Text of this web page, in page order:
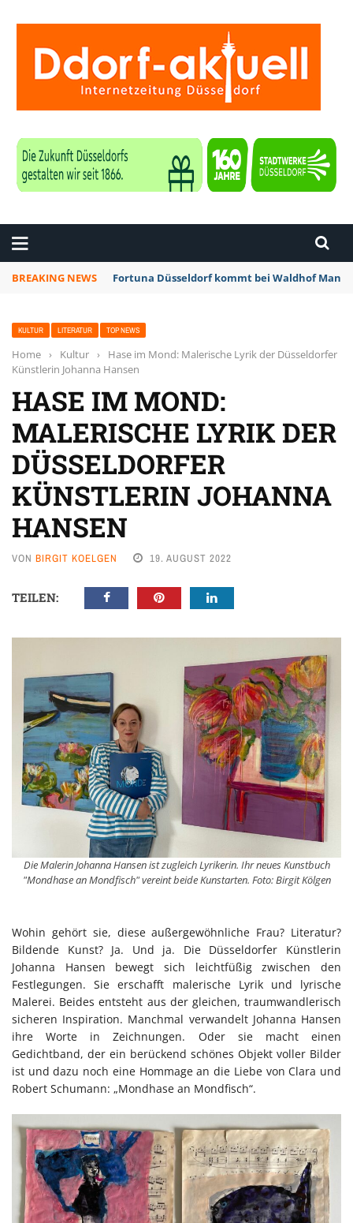
BREAKING NEWS Fortuna Düsseldorf kommt bei Waldhof
KULTUR LITERATUR TOP NEWS
Home › Kultur ›
Hase im Mond: Malerische Lyrik der Düsseldorfer
Künstlerin Johanna Hansen
HASE IM MOND:
MALERISCHE LYRIK DER
DÜSSELDORFER
KÜNSTLERIN JOHANNA
HANSEN
VON BIRGIT KOELGEN 19. AUGUST 2022
TEILEN:
Die Malerin Johanna Hansen ist zugleich Lyrikerin. Ihr neues Kunstbuch
"Mondhase an Mondfisch" vereint beide Kunstarten. Foto: Birgit Kölgen
Wohin gehört sie, diese außergewöhnliche Frau? Literatur?
Bildende Kunst? Ja. Und ja. Die Düsseldorfer Künstlerin
Johanna Hansen bewegt sich leichtfüßig zwischen den
Festlegungen. Sie erschafft malerische Lyrik und lyrische
Malerei. Beides entsteht aus der gleichen, traumwandlerisch
sicheren Inspiration. Manchmal verwandelt Johanna Hansen
ihre Worte in Zeichnungen. Oder sie macht einen
Gedichtband, der ein berückend schönes Objekt voller Bilder
ist und dazu noch eine Hommage an die Liebe von Clara und
Robert Schumann: „Mondhase an Mondfisch“.